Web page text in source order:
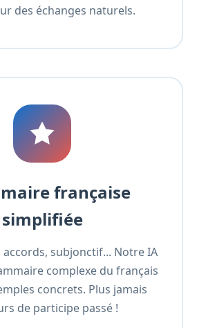
des échanges naturels.
française
simplifiée
accords, subjonctif... Notre IA
complexe du français
concrets. Plus jamais
de participe passé !